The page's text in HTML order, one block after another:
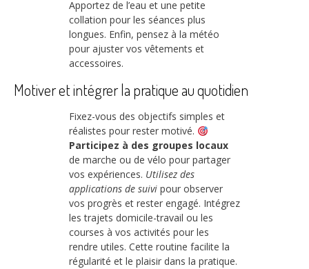
Apportez de l’eau et une petite
collation pour les séances plus
longues. Enfin, pensez à la météo
pour ajuster vos vêtements et
accessoires.
Motiver et intégrer la pratique au quotidien
Fixez-vous des objectifs simples et
réalistes pour rester motivé.
Participez à des groupes locaux
de marche ou de vélo pour partager
vos expériences. Utilisez des
applications de suivi pour observer
vos progrès et rester engagé. Intégrez
les trajets domicile-travail ou les
courses à vos activités pour les
rendre utiles. Cette routine facilite la
régularité et le plaisir dans la pratique.